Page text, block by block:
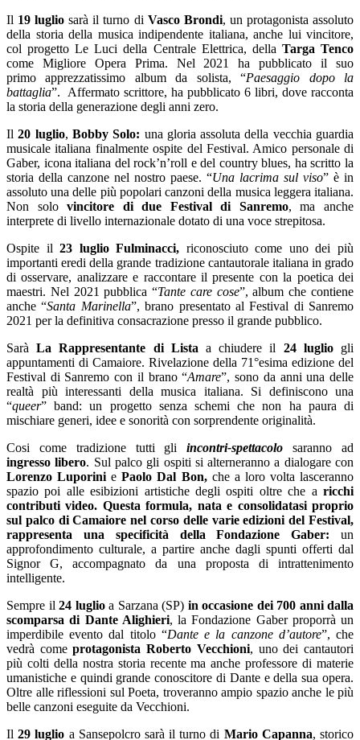
Il 19 lugliosarà il turno di Vasco Brondi, un protagonista assoluto
della storia della musica indipendente italiana, anche lui vincitore,
col progetto Le Luci della Centrale Elettrica, della Targa Tenco
come Migliore Opera Prima. Nel 2021 ha pubblicato il suo
primo apprezzatissimo album da solista, “Paesaggio dopo la
battaglia”. Affermato scrittore, ha pubblicato 6 libri, dove racconta
la storia della generazione degli anni zero.
Il20 luglio, Bobby Solo: una gloria assoluta della vecchia guardia
musicale italiana finalmente ospite del Festival. Amico personale di
Gaber, icona italiana del rock’n’roll e del country blues, ha scritto la
storia della canzone nel nostro paese. “Una lacrima sul viso” è in
assoluto una delle più popolari canzoni della musica leggera italiana.
Non solovincitore di due Festival di Sanremo, ma anche
interprete di livello internazionale dotato di una voce strepitosa.
Ospite il23 luglio Fulminacci, riconosciuto come uno dei più
importanti eredi della grande tradizione cantautorale italiana in grado
di osservare, analizzare e raccontare il presente con la poetica dei
maestri. Nel 2021 pubblica “Tante care cose”, album che contiene
anche “Santa Marinella”, brano presentato al Festival di Sanremo
2021 per la definitiva consacrazione presso il grande pubblico.
Sarà La Rappresentante di Lista a chiudere il 24 luglio gli
appuntamenti di Camaiore. Rivelazione della 71°esima edizione del
Festival di Sanremo con il brano “Amare”, sono da anni una delle
realtà più interessanti della musica italiana. Si definiscono una
“queer” band: un progetto senza schemi che non ha paura di
mischiare generi, idee e sonorità con sorprendente originalità.
Cosi come tradizione tutti gliincontri-spettacolo saranno ad
ingresso libero. Sul palco gli ospiti si alterneranno a dialogare con
Lorenzo Luporinie Paolo Dal Bon,che a loro volta lasceranno
spazio poi alle esibizioni artistiche degli ospiti oltre che a ricchi
contributi video. Questa formula, nata e consolidatasi proprio
sul palco di Camaiore nel corso delle varie edizioni del Festival,
rappresenta una specificità della Fondazione Gaber: un
approfondimento culturale, a partire anche dagli spunti offerti dal
Signor G, accompagnato da una proposta di intrattenimento
intelligente.
Sempre il 24 luglioa Sarzana (SP) in occasione dei 700 anni dalla
scomparsa di Dante Alighieri, la Fondazione Gaber proporrà un
imperdibile evento dal titolo “Dante e la canzone d’autore”, che
vedrà comeprotagonista Roberto Vecchioni, uno dei cantautori
più colti della nostra storia recente ma anche professore di materie
umanistiche e quindi grande conoscitore di Dante e della sua opera.
Oltre alle riflessioni sul Poeta, troveranno ampio spazio anche le più
belle canzoni eseguite da Vecchioni.
Il29 luglio a Sansepolcro sarà il turno di Mario Capanna, storico